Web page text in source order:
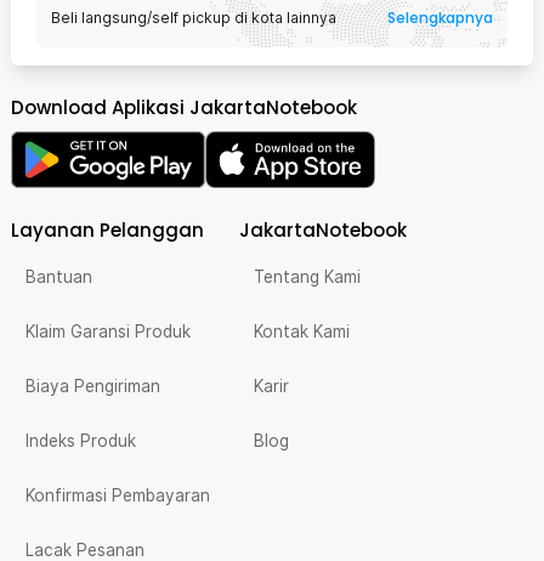
Beli langsung/self pickup di kota lainnya Selengkapnya
Download Aplikasi JakartaNotebook
Layanan Pelanggan
Bantuan
Klaim Garansi Produk
Biaya Pengiriman
Indeks Produk
Konfirmasi Pembayaran
Lacak Pesanan
JakartaNotebook
Tentang Kami
Kontak Kami
Karir
Blog